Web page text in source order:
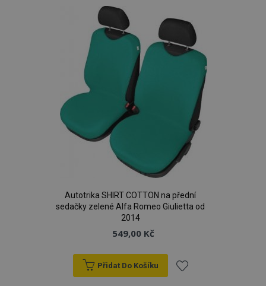
oblíbeným
Autotrika SHIRT COTTON na přední
sedačky zelené Alfa Romeo Giulietta od
2014
549,00 Kč
Přidat Do Košíku